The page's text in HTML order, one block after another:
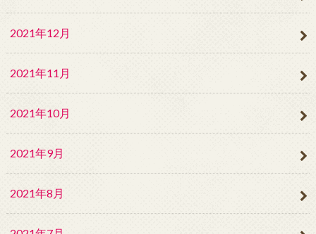
2021年12月
2021年11月
2021年10月
2021年9月
2021年8月